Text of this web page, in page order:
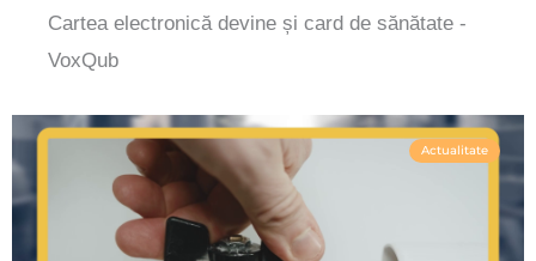
Cartea electronică devine și card de sănătate -
VoxQub
Actualitate